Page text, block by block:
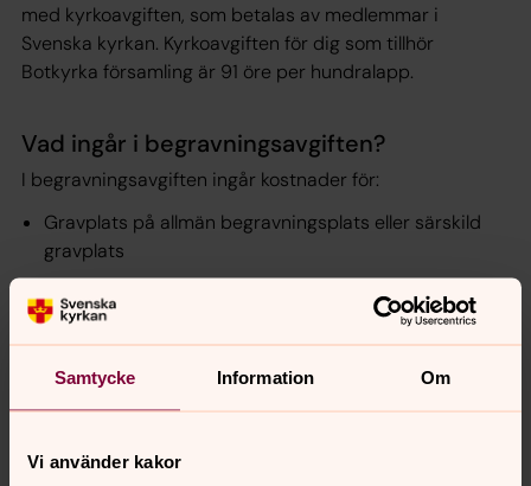
Samtycke Information Om
Vi använder kakor
med kyrkoavgiften, som betalas av medlemmar i
Svenska kyrkan. Kyrkoavgiften för dig som tillhör
Botkyrka församling är 91 öre per hundralapp.
Vad ingår i begravningsavgiften?
I begravningsavgiften ingår kostnader för:
Gravplats på allmän begravningsplats eller särskild
gravplats
Gravsättning
Transporter av kista från bisättningslokal till
begravningsceremoni, till krematorium och till
begravningsplats
Lokal där stoftet förvaras och kan visas
Lokal för begravningsceremoni utan religiösa